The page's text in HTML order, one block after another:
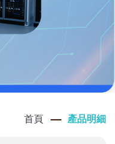
首頁 產品明細